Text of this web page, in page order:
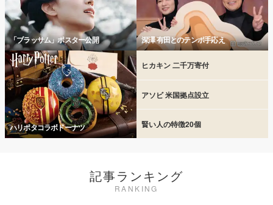
「ブラッサム」ポスター公開 深澤 有田とのテンポ手応え
ハリポタコラボドーナツ
ヒカキン 二千万寄付
アソビ 米国拠点設立
賢い人の特徴20個
記事ランキング
RANKING